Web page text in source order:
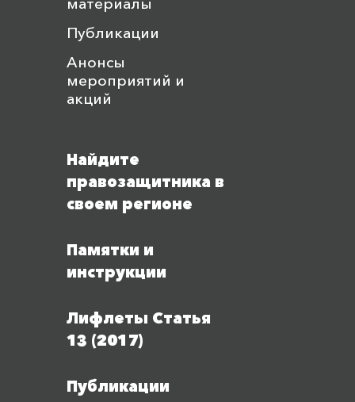
Публикации
Анонсы
мероприятий и
акций
Найдите
правозащитника в
своем регионе
Памятки и
инструкции
Лифлеты Статья
13 (2017)
Публикации